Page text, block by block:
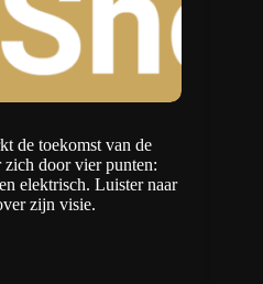
de toekomst van de
zich door vier punten:
elektrisch. Luister naar
zijn visie.